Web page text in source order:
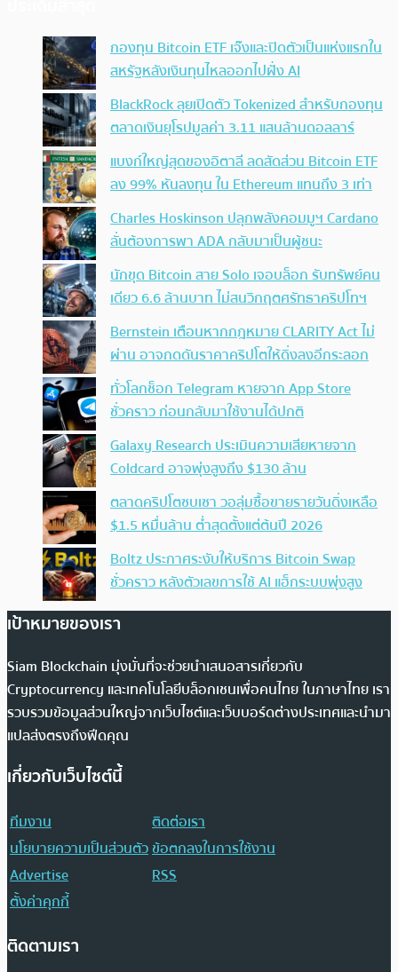
กองทุน Bitcoin ETF เจ๊งและปิดตัวเป็นแห่งแรกใน
สหรัฐหลังเงินทุนไหลออกไปฝั่ง AI
BlackRock ลุยเปิดตัว Tokenized สำหรับกองทุน
ตลาดเงินยุโรปมูลค่า 3.11 แสนล้านดอลลาร์
แบงก์ใหญ่สุดของอิตาลี ลดสัดส่วน Bitcoin ETF
ลง 99% หันลงทุน ใน Ethereum แทนถึง 3 เท่า
Charles Hoskinson ปลุกพลังคอมมูฯ Cardano
ลั่นต้องการพา ADA กลับมาเป็นผู้ชนะ
นักขุด Bitcoin สาย Solo เจอบล็อก รับทรัพย์คน
เดียว 6.6 ล้านบาท ไม่สนวิกฤตศรัทธาคริปโทฯ
Bernstein เตือนหากกฎหมาย CLARITY Act ไม่
ผ่าน อาจกดดันราคาคริปโตให้ดิ่งลงอีกระลอก
ทั่วโลกช็อก Telegram หายจาก App Store
ชั่วคราว ก่อนกลับมาใช้งานได้ปกติ
Galaxy Research ประเมินความเสียหายจาก
Coldcard อาจพุ่งสูงถึง $130 ล้าน
ตลาดคริปโตซบเซา วอลุ่มซื้อขายรายวันดิ่งเหลือ
$1.5 หมื่นล้าน ต่ำสุดตั้งแต่ต้นปี 2026
Boltz ประกาศระงับให้บริการ Bitcoin Swap
ชั่วคราว หลังตัวเลขการใช้ AI แฮ็กระบบพุ่งสูง
เป้าหมายของเรา
Siam Blockchain มุ่งมั่นที่จะช่วยนำเสนอสารเกี่ยวกับ
Cryptocurrency และเทคโนโลยีบล็อกเชนเพื่อคนไทย ในภาษาไทย เรา
รวบรวมข้อมูลส่วนใหญ่จากเว็บไซต์และเว็บบอร์ดต่างประเทศและนำมา
แปลส่งตรงถึงฟีดคุณ
เกี่ยวกับเว็บไซต์นี้
ทีมงาน
ติดต่อเรา
นโยบายความเป็นส่วนตัวข้อตกลงในการใช้งาน
Advertise
RSS
ตั้งค่าคุกกี้
ติดตามเรา